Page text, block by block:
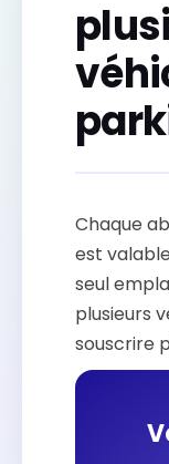
Chaque
est
seul
plusieurs
souscrire